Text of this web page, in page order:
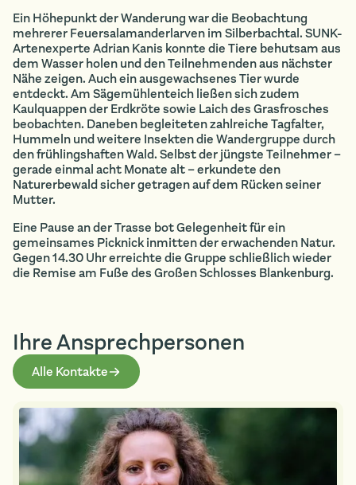
Ein Höhepunkt der Wanderung war die Beobachtung
mehrerer Feuersalamanderlarven im Silberbachtal. SUNK-
Artenexperte Adrian Kanis konnte die Tiere behutsam aus
dem Wasser holen und den Teilnehmenden aus nächster
Nähe zeigen. Auch ein ausgewachsenes Tier wurde
entdeckt. Am Sägemühlenteich ließen sich zudem
Kaulquappen der Erdkröte sowie Laich des Grasfrosches
beobachten. Daneben begleiteten zahlreiche Tagfalter,
Hummeln und weitere Insekten die Wandergruppe durch
den frühlingshaften Wald. Selbst der jüngste Teilnehmer –
gerade einmal acht Monate alt – erkundete den
Naturerbewald sicher getragen auf dem Rücken seiner
Mutter.
Eine Pause an der Trasse bot Gelegenheit für ein
gemeinsames Picknick inmitten der erwachenden Natur.
Gegen 14.30 Uhr erreichte die Gruppe schließlich wieder
die Remise am Fuße des Großen Schlosses Blankenburg.
Ihre Ansprech­personen
Alle Kontakte